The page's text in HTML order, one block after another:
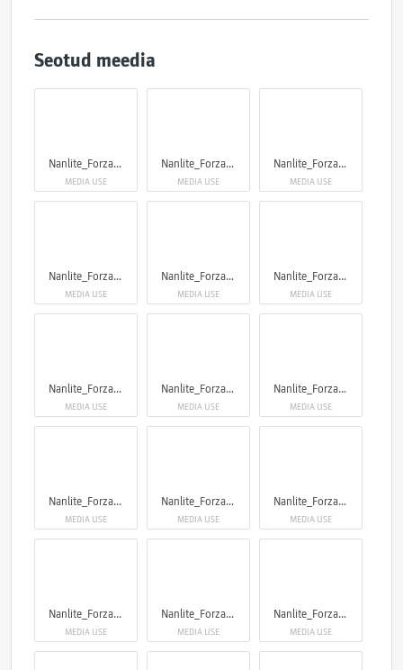
Seotud meedia
Nanlite_Forza720
MEDIA USE
Nanlite_Forza720
MEDIA USE
Nanlite_Forza720
MEDIA USE
Nanlite_Forza720
MEDIA USE
Nanlite_Forza720
MEDIA USE
Nanlite_Forza720
MEDIA USE
Nanlite_Forza720
MEDIA USE
Nanlite_Forza720
MEDIA USE
Nanlite_Forza720
MEDIA USE
Nanlite_Forza720
MEDIA USE
Nanlite_Forza720
MEDIA USE
Nanlite_Forza720
MEDIA USE
Nanlite_Forza720
MEDIA USE
Nanlite_Forza720
MEDIA USE
Nanlite_Forza720
MEDIA USE